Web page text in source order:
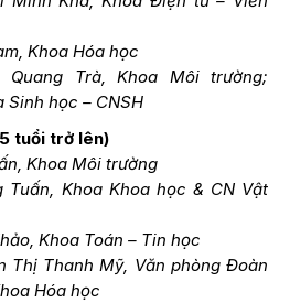
Khoa Hóa học
Quang Trà, Khoa Môi trường;
Sinh học – CNSH
tuổi trở lên)
Khoa Môi trường
Tuấn, Khoa Khoa học & CN Vật
Khoa Toán – Tin học
Thị Thanh Mỹ, Văn phòng Đoàn
Hóa học